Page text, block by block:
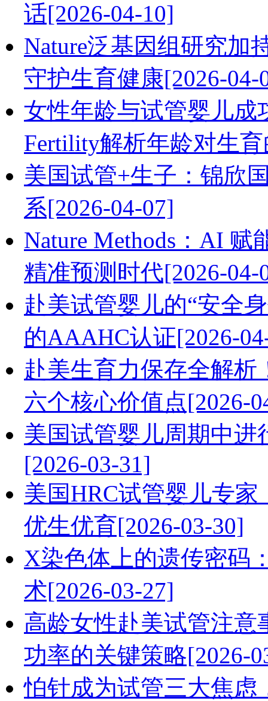
话[2026-04-10]
Nature泛基因组研究加
守护生育健康[2026-04-
女性年龄与试管婴儿成
Fertility解析年龄对生
美国试管+生子：锦欣
系[2026-04-07]
Nature Methods：AI
精准预测时代[2026-04-
赴美试管婴儿的“安全
的AAAHC认证[2026-
赴美生育力保存全解析
六个核心价值点[2026-
美国试管婴儿周期中
[2026-03-31]
美国HRC试管婴儿专
优生优育[2026-03-30]
X染色体上的遗传密码
术[2026-03-27]
高龄女性赴美试管注意
功率的关键策略[2026-
怕针成为试管三大焦虑